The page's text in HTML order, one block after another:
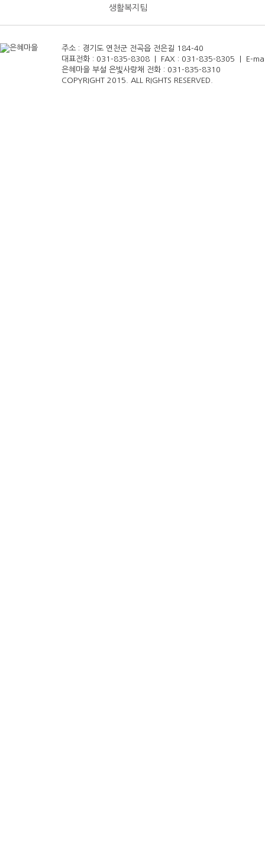
생활복지팀
주소 : 경기도 연천군 전곡읍 전은길 184-40
대표전화 : 031-835-8308 | FAX : 031-835-8305 | E-
은혜마을 부설 은빛사랑채 전화 : 031-835-8310
COPYRIGHT 2015. ALL RIGHTS RESERVED.